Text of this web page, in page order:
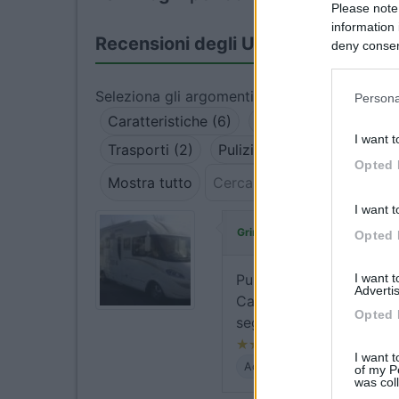
Please
information
deny
I want
Opted
I want
Opted
I want
Opted
I want
of my
was
Recensioni degli Utenti
Seleziona gli argomenti per leggere le
Caratteristiche (6)
Trasporti (2)
Pulizia (1)
Mostra tutto
Grinza ha commentato:
Purtoppo non si riesce
Carducci, il navigatore
segnala che quei 50
Accessibilità